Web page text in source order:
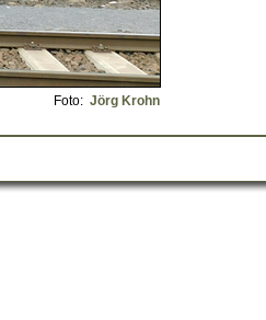
Foto: Jörg Krohn